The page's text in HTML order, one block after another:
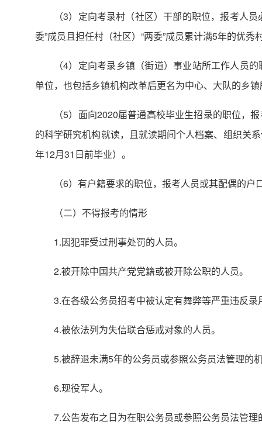
（3）定向考录村（社区）干部的职位，报考人
委”成员且担任村（社区）“两委”成员累计满5年的优秀
（4）定向考录乡镇（街道）事业站所工作人员
单位，也包括乡镇机构改革后更名为中心、大队的乡
（5）面向2020届普通高校毕业生招录的职位，
的科学研究机构就读，且就读期间个人档案、组织关
年12月31日前毕业）。
（6）有户籍要求的职位，报考人员或其配偶的
（二）不得报考的情形
1.因犯罪受过刑事处罚的人员。
2.被开除中国共产党党籍或被开除公职的人员。
3.在各级公务员招考中被认定有舞弊等严重违反
4.被依法列为失信联合惩戒对象的人员。
5.被辞退未满5年的公务员或参照公务员法管理的
6.现役军人。
7.公告发布之日为在职公务员或参照公务员法管